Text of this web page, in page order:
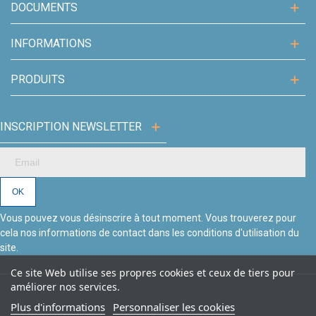
expérience de soin exceptionnelle à vos clients.
Ce site Web utilise ses propres cookies et ceux de tiers pour
améliorer nos services.
Plus d'informations Personnaliser les cookies
DOCUMENTS
INFORMATIONS
PRODUITS
INSCRIPTION NEWSLETTER
Vous pouvez vous désinscrire à tout moment. Vous trouverez pour
cela nos informations de contact dans les conditions d'utilisation du
site.